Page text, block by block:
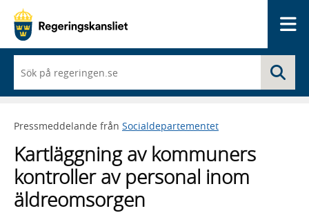
du
börjar
skriva
framträder
lista
med
sökförslag
Pressmeddelande från Socialdepartementet
Kartläggning av kommuners
kontroller av personal inom
äldreomsorgen